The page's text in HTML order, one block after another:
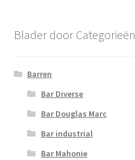
Blader door Categorieën
Barren
Bar Diverse
Bar Douglas Marc
Bar industrial
Bar Mahonie